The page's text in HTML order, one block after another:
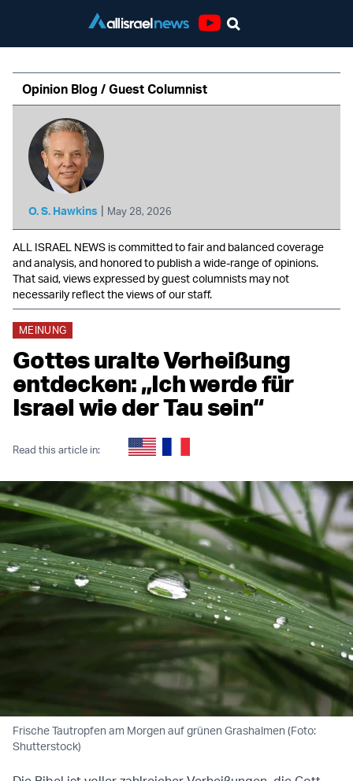
Opinion Blog / Guest Columnist
O. S. Hawkins | May 28, 2026
ALL ISRAEL NEWS is committed to fair and balanced coverage
and analysis, and honored to publish a wide-range of opinions.
That said, views expressed by guest columnists may not
necessarily reflect the views of our staff.
MEINUNG
Gottes uralte Verheißung
entdecken: „Ich werde für
Israel wie der Tau sein“
Read this article in:
Frische Tautropfen am Morgen auf grünen Grashalmen (Foto:
Shutterstock)